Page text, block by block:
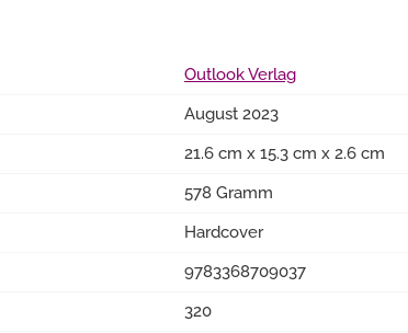
Outlook Verlag
August 2023
21.6 cm x 15.3 cm x 2.6 cm
578 Gramm
Hardcover
9783368709037
320